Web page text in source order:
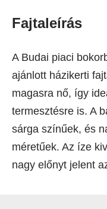
Fajtaleírás
A Budai piaci
ajánlott házikerti
magasra nő, így
termesztésre is. A
sárga színűek, és
méretűek. Az íze
nagy előnyt jelent